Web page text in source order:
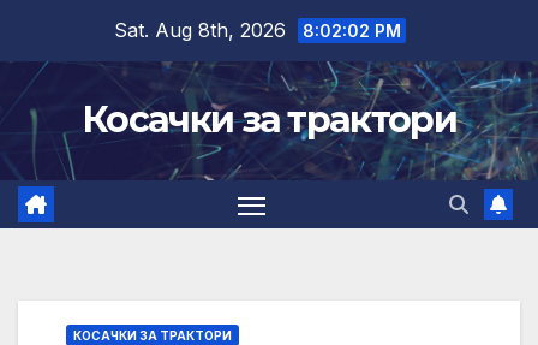
content
Sat. Aug 8th, 2026 8:02:03 PM
Косачки за трактори
КОСАЧКИ ЗА ТРАКТОРИ